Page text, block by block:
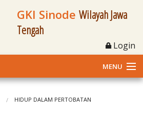
GKI Sinode Wilayah Jawa
Tengah
Login
MENU
HIDUP DALAM PERTOBATAN